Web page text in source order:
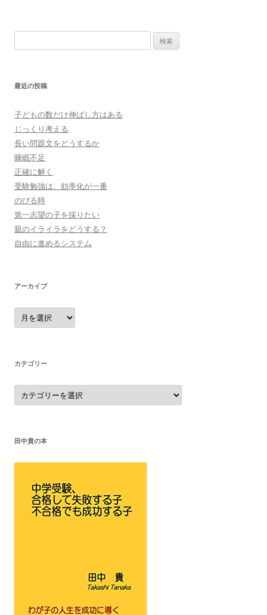
索:
最近の投稿
子どもの数だけ伸ばし方はある
じっくり考える
長い問題文をどうするか
睡眠不足
正確に解く
受験勉強は、効率化が一番
のびる時
第一志望の子を採りたい
親のイライラをどうする？
自由に進めるシステム
アーカイブ
ア
ー
カ
カテゴリー
カ
テ
ゴ
田中貴の本